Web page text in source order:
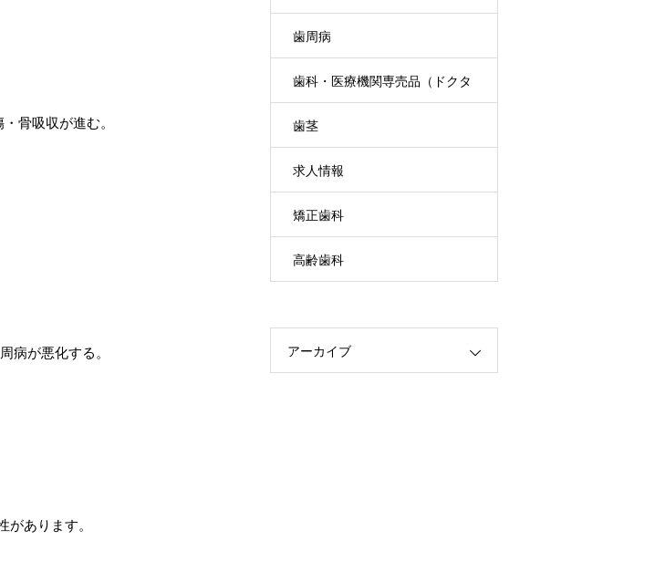
骨吸収が進む。
病が悪化する。
あります。
歯周病
歯科・医療機関専売品（ドクタ
ーズコスメ）
歯茎
求人情報
矯正歯科
高齢歯科
アーカイブ